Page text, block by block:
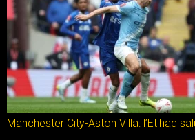
Manchester City-Aston Villa: l’Etihad